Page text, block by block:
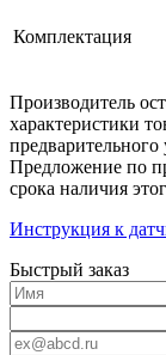
Комплектация
Производитель
характеристики
Предложение по
срока наличия
Инструкция к
Быстрый заказ